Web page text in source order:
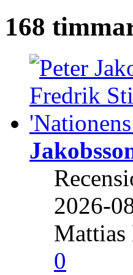
168
2026-
Mattias
0